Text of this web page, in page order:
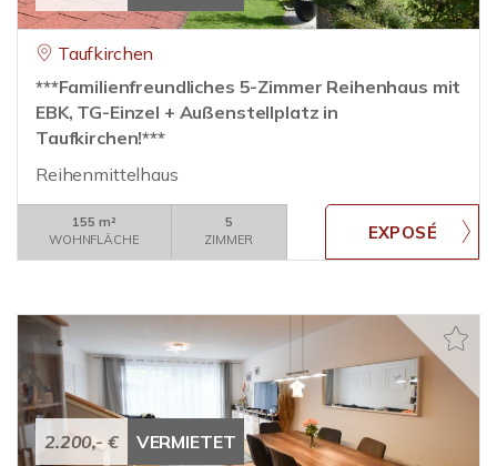
Taufkirchen
***Familienfreundliches 5-Zimmer Reihenhaus mit
EBK, TG-Einzel + Außenstellplatz in
Taufkirchen!***
Reihenmittelhaus
155 m²
WOHNFLÄCHE
5
ZIMMER
2.200,- € VERMIETET